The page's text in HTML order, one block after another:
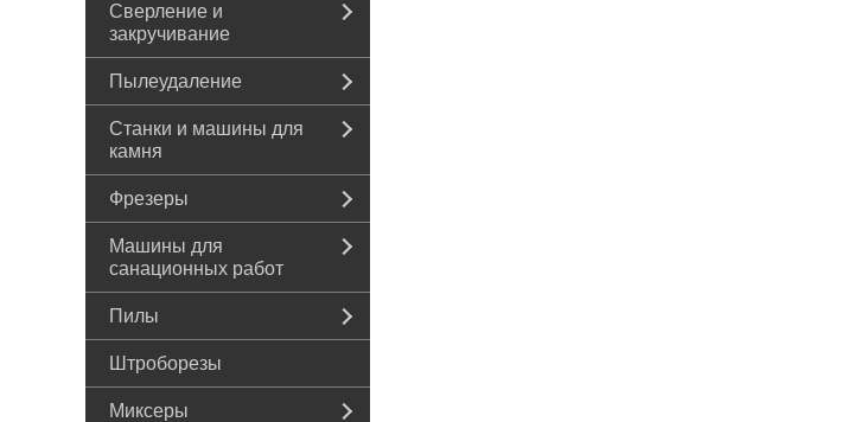
Сверление и
закручивание
Пылеудаление
Станки и машины для
камня
Фрезеры
Машины для
санационных работ
Пилы
Штроборезы
Миксеры